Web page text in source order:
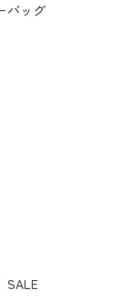
バッグ
SALE